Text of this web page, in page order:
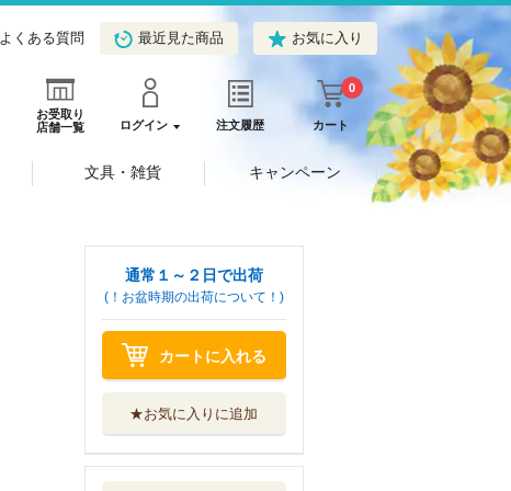
よくある質問 最近見た商品 お気に入り
お受取り
店舗一覧
ログイン 注文履歴 カート
0
文具・雑貨 キャンペーン
通常１～２日で出荷
(！お盆時期の出荷について！)
カートに入れる
★お気に入りに追加
鬱ごはん 第５巻
秋田書店